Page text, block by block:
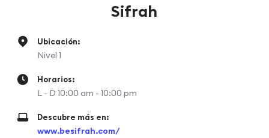
Sifrah
Ubicación:
Nivel 1
Horarios:
L - D 10:00 am - 10:00 pm
Descubre más en:
www.besifrah.com/